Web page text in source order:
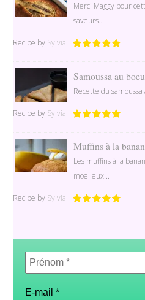
Merci Maggy pour
saveurs...
Recipe by Sylvia
Samoussa au
Recette du
Recipe by Sylvia |
Muffins à la
Les muffins à la
moelleux...
Recipe by Sylvia |
E-mail*